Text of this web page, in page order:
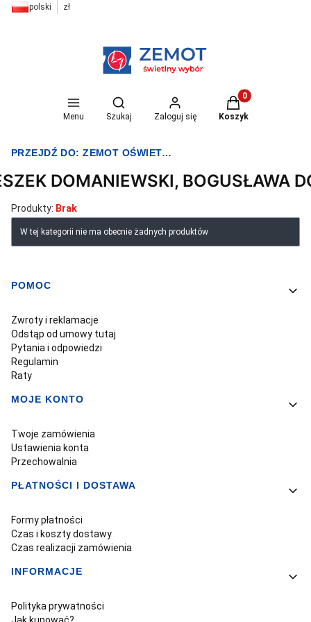
polski zł
Menu
Otwórz wyszukiwarkę
Szukaj Zaloguj się
Produkty w
Koszyk
PRZEJDŹ DO:ZEMOT OŚWIETLENIE I ELEKTRYKA
DOMANIEWSKI, BOGUSŁAWA
Produkty: Brak
Lista produktów
W tej kategorii nie ma obecnie żadnych produktów
Linki w stopce
POMOC
Zwroty i reklamacje
Odstąp od umowy tutaj
Pytania i odpowiedzi
Regulamin
Raty
MOJE KONTO
Twoje zamówienia
Ustawienia konta
Przechowalnia
PŁATNOŚCI I DOSTAWA
Formy płatności
Czas i koszty dostawy
Czas realizacji zamówienia
INFORMACJE
Polityka prywatności